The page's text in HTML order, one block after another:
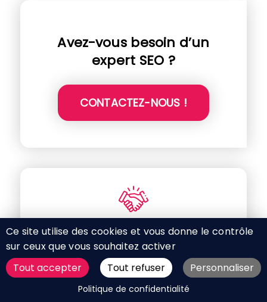
Avez-vous besoin d’un
expert SEO ?
CONTACTEZ-NOUS !
DEMANDER UN DEVIS
Nos Partenaires
Ce site utilise des cookies et vous donne le contrôle
sur ceux que vous souhaitez activer
Tout accepter
Tout refuser Personnaliser
Politique de confidentialité